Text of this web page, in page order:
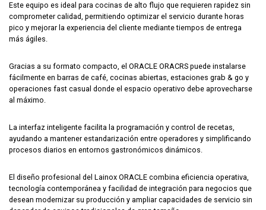
Este equipo es ideal para cocinas de alto flujo que requieren rapidez sin
comprometer calidad, permitiendo optimizar el servicio durante horas
pico y mejorar la experiencia del cliente mediante tiempos de entrega
más ágiles.
Gracias a su formato compacto, el ORACLE ORACRS puede instalarse
fácilmente en barras de café, cocinas abiertas, estaciones grab & go y
operaciones fast casual donde el espacio operativo debe aprovecharse
al máximo.
La interfaz inteligente facilita la programación y control de recetas,
ayudando a mantener estandarización entre operadores y simplificando
procesos diarios en entornos gastronómicos dinámicos.
El diseño profesional del Lainox ORACLE combina eficiencia operativa,
tecnología contemporánea y facilidad de integración para negocios que
desean modernizar su producción y ampliar capacidades de servicio sin